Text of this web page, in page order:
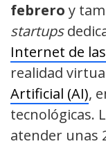
febrero y
startups
Internet de
realidad
Artificial (AI),
tecnológicas.
atender unas